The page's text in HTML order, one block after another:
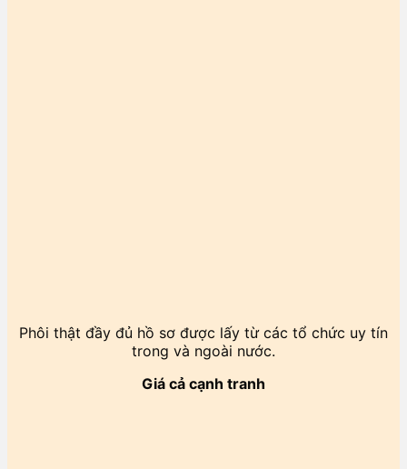
Phôi thật đầy đủ hồ sơ được lấy từ các tổ chức uy tín
trong và ngoài nước.
Giá cả cạnh tranh